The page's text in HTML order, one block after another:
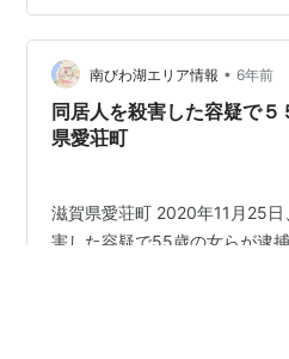
川(えちがわ) 大同川(だいどう
ぬかみがわだむ) 永源寺ダム(
賀大社(たがた…
南びわ湖エリア情報 • 6年前
同居人を殺害した容疑で
県愛荘町